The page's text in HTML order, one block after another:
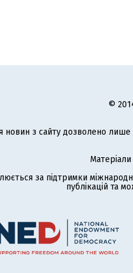
©
новин з сайту дозволено
за підтримки
публікацій та